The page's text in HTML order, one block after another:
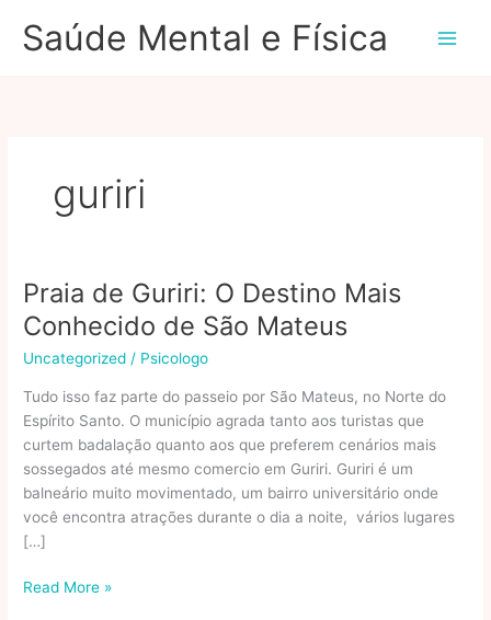
paraSaúde Mental e Física
guriri
Praia de Guriri: O Destino Mais
Conhecido de São Mateus
Uncategorized / Psicologo
Tudo isso faz parte do passeio por São Mateus, no Norte do
Espírito Santo. O município agrada tanto aos turistas que
curtem badalação quanto aos que preferem cenários mais
sossegados até mesmo comercio em Guriri. Guriri é um
balneário muito movimentado, um bairro universitário onde
você encontra atrações durante o dia a noite, vários lugares
[…]
Praia
Read More »